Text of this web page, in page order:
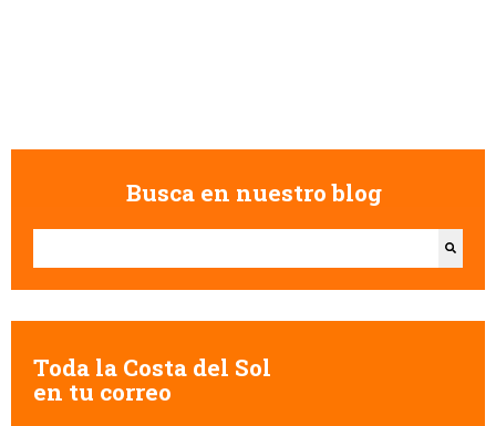
Busca en nuestro blog
Esto es un campo de búsqueda con una función de texto predictivo.
Toda la Costa del Sol
en tu correo